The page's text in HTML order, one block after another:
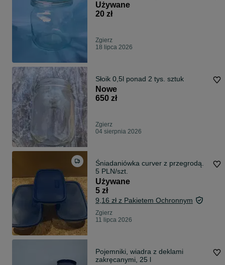
Używane
20 zł
Zgierz
18 lipca 2026
Słoik 0,5l ponad 2 tys. sztuk
Nowe
650 zł
Zgierz
04 sierpnia 2026
Śniadaniówka curver z przegrodą.
5 PLN/szt.
Używane
5 zł
9,16 zł z Pakietem Ochronnym
Zgierz
11 lipca 2026
Pojemniki, wiadra z deklami
zakręcanymi, 25 l